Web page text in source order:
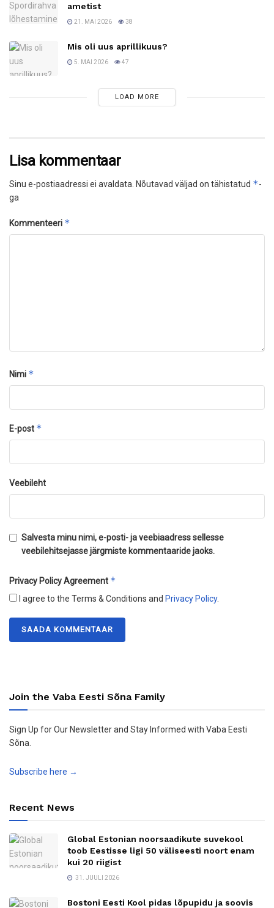
ametist
21. MAI 2026 38
Mis oli uus aprillikuus?
5. MAI 2026 47
LOAD MORE
Lisa kommentaar
Sinu e-postiaadressi ei avaldata. Nõutavad väljad on tähistatud *-
ga
Kommenteeri *
Nimi *
E-post *
Veebileht
Salvesta minu nimi, e-posti- ja veebiaadress sellesse
veebilehitsejasse järgmiste kommentaaride jaoks.
Privacy Policy Agreement *
I agree to the Terms & Conditions and Privacy Policy.
Join the Vaba Eesti Sõna Family
Sign Up for Our Newsletter and Stay Informed with Vaba Eesti
Sõna.
Subscribe here →
Recent News
Global Estonian noorsaadikute suvekool
toob Eestisse ligi 50 väliseesti noort enam
kui 20 riigist
31. JUULI 2026
Bostoni Eesti Kool pidas lõpupidu ja soovis